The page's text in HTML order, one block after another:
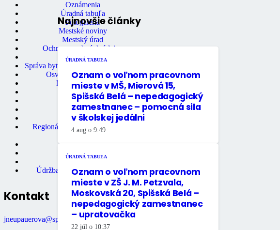
Najnovšie články
ÚRADNÁ TABUĽA
Oznam o voľnom pracovnom
mieste v MŠ, Mierová 15,
Spišská Belá – nepedagogický
zamestnanec – pomocná sila
v školskej jedálni
4 aug o 9:49
ÚRADNÁ TABUĽA
Oznam o voľnom pracovnom
mieste v ZŠ J. M. Petzvala,
Moskovská 20, Spišská Belá –
nepedagogický zamestnanec
– upratovačka
22 júl o 10:37
Oznámenia
Úradná tabuľa
Fotogaléria
Mestské noviny
Mestský úrad
Ochrana osobných údajov
Stavebný úrad
Správa bytov a nebytových priestorov
Osvedčovanie podpisov
Mestská knižnica
Matričný úrad
Mestská polícia
Miestne dane
Primátor mesta
Regionálne turistické informačné
centrum
Rozpočet mesta
Školstvo
Údržba nebytových priestorov
Kontakt
jneupauerova@spisskabela.sk